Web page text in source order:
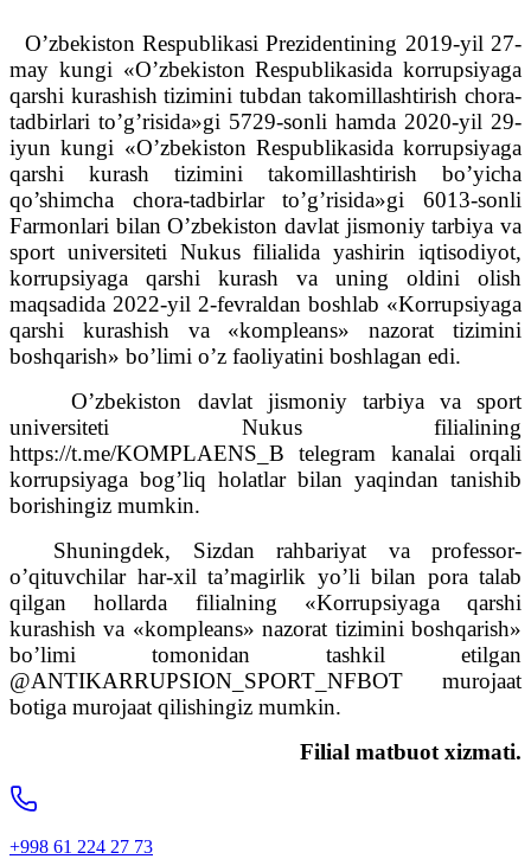
O’zbekiston Respublikasi Prezidentining 2019-yil 27-
may kungi «O’zbekiston Respublikasida korrupsiyaga
qarshi kurashish tizimini tubdan takomillashtirish chora-
tadbirlari to’g’risida»gi 5729-sonli hamda 2020-yil 29-
iyun kungi «O’zbekiston Respublikasida korrupsiyaga
qarshi kurash tizimini takomillashtirish bo’yicha
qo’shimcha chora-tadbirlar to’g’risida»gi 6013-sonli
Farmonlari bilan O’zbekiston davlat jismoniy tarbiya va
sport universiteti Nukus filialida yashirin iqtisodiyot,
korrupsiyaga qarshi kurash va uning oldini olish
maqsadida 2022-yil 2-fevraldan boshlab «Korrupsiyaga
qarshi kurashish va «kompleans» nazorat tizimini
boshqarish» bo’limi o’z faoliyatini boshlagan edi.
O’zbekiston davlat jismoniy tarbiya va sport
universiteti Nukus filialining
https://t.me/KOMPLAENS_B telegram kanalai orqali
korrupsiyaga bog’liq holatlar bilan yaqindan tanishib
borishingiz mumkin.
Shuningdek, Sizdan rahbariyat va professor-
o’qituvchilar har-xil ta’magirlik yo’li bilan pora talab
qilgan hollarda filialning «Korrupsiyaga qarshi
kurashish va «kompleans» nazorat tizimini boshqarish»
bo’limi tomonidan tashkil etilgan
@ANTIKARRUPSION_SPORT_NFBOT murojaat
botiga murojaat qilishingiz mumkin.
Filial matbuot xizmati.
+998 61 224 27 73